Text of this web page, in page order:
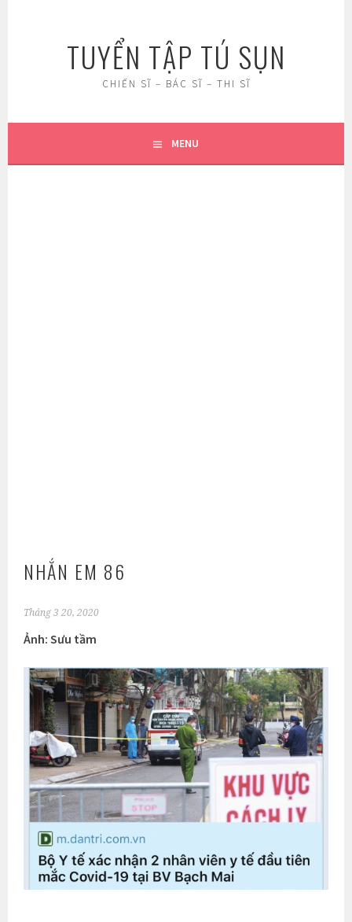
TUYỂN TẬP TÚ SỤN
CHIẾN SĨ – BÁC SĨ – THI SĨ
MENU
NHẮN EM 86
Tháng 3 20, 2020
Ảnh: Sưu tầm